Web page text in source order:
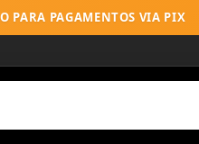
PARA PAGAMENTOS VIA PIX